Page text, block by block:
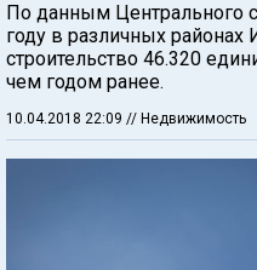
По данным Центрального
году в различных районах
строительство 46.320
чем годом ранее.
10.04.2018 22:09 // Недвижимость